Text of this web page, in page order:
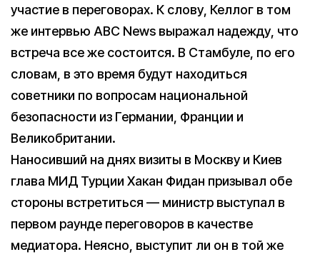
участие в переговорах. К слову, Келлог в том
же интервью ABC News выражал надежду, что
встреча все же состоится. В Стамбуле, по его
словам, в это время будут находиться
советники по вопросам национальной
безопасности из Германии, Франции и
Великобритании.
Наносивший на днях визиты в Москву и Киев
глава МИД Турции Хакан Фидан призывал обе
стороны встретиться — министр выступал в
первом раунде переговоров в качестве
медиатора. Неясно, выступит ли он в той же